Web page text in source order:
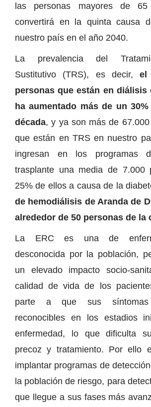
las personas mayores de
convertirá en la quinta causa
nuestro país en el año 2040.
La prevalencia del
Sustitutivo (TRS), es decir,el
personas que están en diálisis
ha aumentado más de un
década, y ya son más de
que están en TRS en nuestro
ingresan en los programas
trasplante una media de 7.000
25% de ellos a causa de la
de hemodiálisis de Aranda de
alrededor de 50 personas de la
La ERC es una de
desconocida por la población,
un elevado impacto socio-
calidad de vida de los
parte a que sus
reconocibles en los estadios
enfermedad, lo que dificulta
precoz y tratamiento. Por ello
implantar programas de
la población de riesgo, para
que llegue a sus fases más